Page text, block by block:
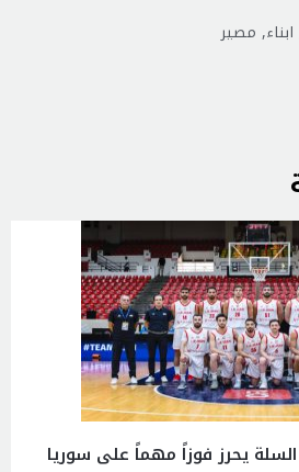
ابناء, مصير
السلة يحرز فوزاً مهماً على سوريا